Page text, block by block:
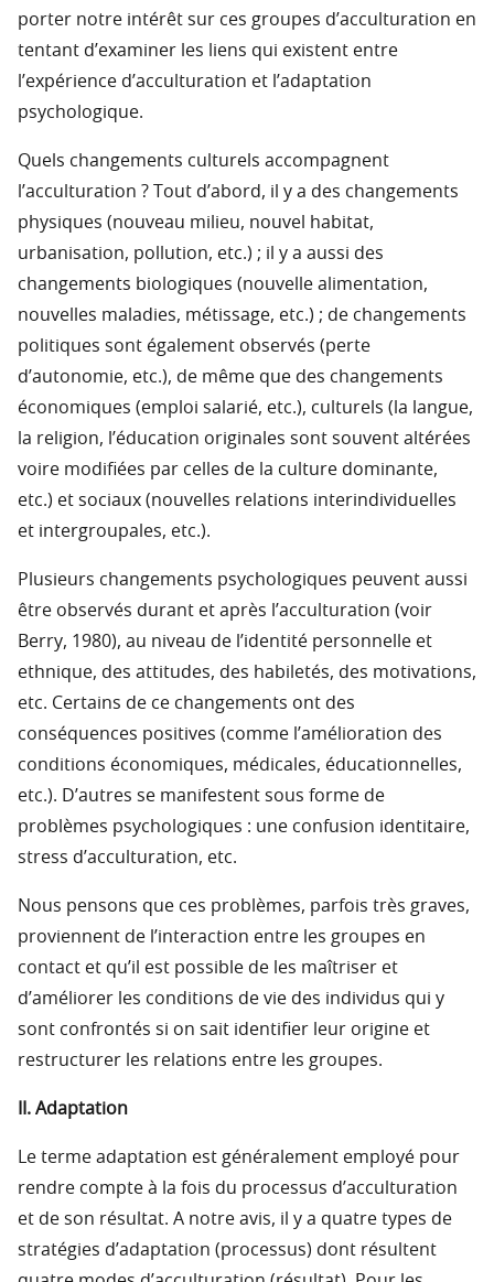
porter notre intérêt sur ces groupes d’acculturation en
tentant d’examiner les liens qui existent entre
l’expérience d’acculturation et l’adaptation
psychologique.
Quels changements culturels accompagnent
l’acculturation ? Tout d’abord, il y a des changements
physiques (nouveau milieu, nouvel habitat,
urbanisation, pollution, etc.) ; il y a aussi des
changements biologiques (nouvelle alimentation,
nouvelles maladies, métissage, etc.) ; de changements
politiques sont également observés (perte
d’autonomie, etc.), de même que des changements
économiques (emploi salarié, etc.), culturels (la langue,
la religion, l’éducation originales sont souvent altérées
voire modifiées par celles de la culture dominante,
etc.) et sociaux (nouvelles relations interindividuelles
et intergroupales, etc.).
Plusieurs changements psychologiques peuvent aussi
être observés durant et après l’acculturation (voir
Berry, 1980), au niveau de l’identité personnelle et
ethnique, des attitudes, des habiletés, des motivations,
etc. Certains de ce changements ont des
conséquences positives (comme l’amélioration des
conditions économiques, médicales, éducationnelles,
etc.). D’autres se manifestent sous forme de
problèmes psychologiques : une confusion identitaire,
stress d’acculturation, etc.
Nous pensons que ces problèmes, parfois très graves,
proviennent de l’interaction entre les groupes en
contact et qu’il est possible de les maîtriser et
d’améliorer les conditions de vie des individus qui y
sont confrontés si on sait identifier leur origine et
restructurer les relations entre les groupes.
II. Adaptation
Le terme adaptation est généralement employé pour
rendre compte à la fois du processus d’acculturation
et de son résultat. A notre avis, il y a quatre types de
stratégies d’adaptation (processus) dont résultent